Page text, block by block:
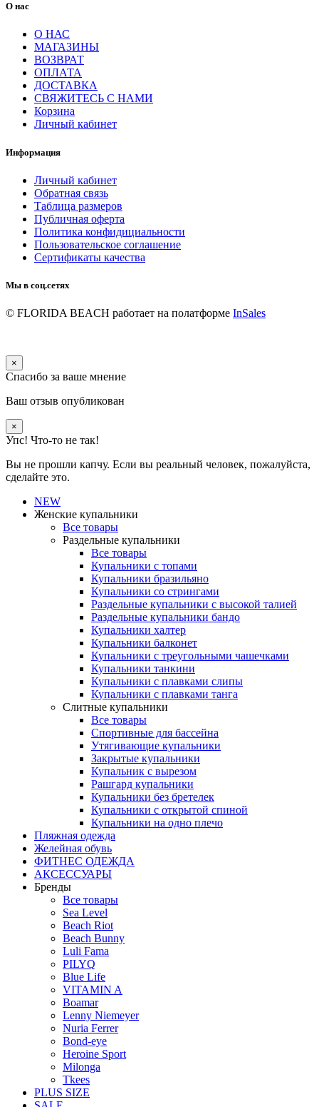
О нас
О НАС
МАГАЗИНЫ
ВОЗВРАТ
ОПЛАТА
ДОСТАВКА
СВЯЖИТЕСЬ С НАМИ
Корзина
Личный кабинет
Информация
Личный кабинет
Обратная связь
Таблица размеров
Публичная оферта
Политика конфидициальности
Пользовательское соглашение
Сертификаты качества
Мы в соц.сетях
© FLORIDA BEACH работает на полатформе InSales
×
Спасибо за ваше мнение
Ваш отзыв опубликован
×
Упс! Что-то не так!
Вы не прошли капчу. Если вы реальный человек, пожалуйста,
сделайте это.
NEW
Женские купальники
Все товары
Раздельные купальники
Все товары
Купальники с топами
Купальники бразильяно
Купальники со стрингами
Раздельные купальники с высокой талией
Раздельные купальники бандо
Купальники халтер
Купальники балконет
Купальники с треугольными чашечками
Купальники танкини
Купальники с плавками слипы
Купальники с плавками танга
Слитные купальники
Все товары
Спортивные для бассейна
Утягивающие купальники
Закрытые купальники
Купальник с вырезом
Рашгард купальники
Купальники без бретелек
Купальники с открытой спиной
Купальники на одно плечо
Пляжная одежда
Желейная обувь
ФИТНЕС ОДЕЖДА
АКСЕССУАРЫ
Бренды
Все товары
Sea Level
Beach Riot
Beach Bunny
Luli Fama
PILYQ
Blue Life
VITAMIN A
Boamar
Lenny Niemeyer
Nuria Ferrer
Bond-eye
Heroine Sport
Milonga
Tkees
PLUS SIZE